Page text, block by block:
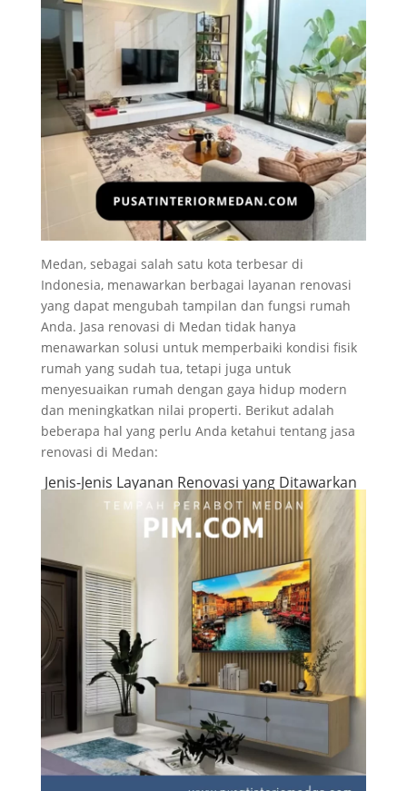
Medan, sebagai salah satu kota terbesar di
Indonesia, menawarkan berbagai layanan renovasi
yang dapat mengubah tampilan dan fungsi rumah
Anda. Jasa renovasi di Medan tidak hanya
menawarkan solusi untuk memperbaiki kondisi fisik
rumah yang sudah tua, tetapi juga untuk
menyesuaikan rumah dengan gaya hidup modern
dan meningkatkan nilai properti. Berikut adalah
beberapa hal yang perlu Anda ketahui tentang jasa
renovasi di Medan:
Jenis-Jenis Layanan Renovasi yang Ditawarkan